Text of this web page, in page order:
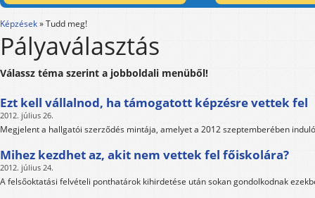
Képzések»Tudd meg!
Pályaválasztás
Válassz téma szerint a jobboldali menüből!
Ezt kell vállalnod, ha támogatott képzésre vettek fel
2012. július 26.
Megjelent a hallgatói szerződés mintája, amelyet a 2012 szeptemberében
Mihez kezdhet az, akit nem vettek fel főiskolára?
2012. július 24.
A felsőoktatási felvételi ponthatárok kihirdetése után sokan gondolkodnak